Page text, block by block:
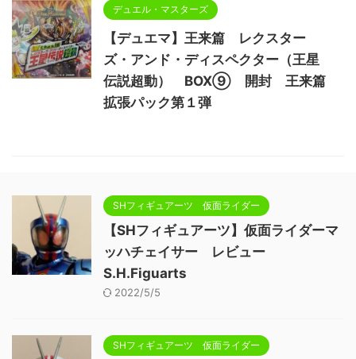
デュエル・マスターズ
【デュエマ】王来篇 レクスター
ズ・アンド・ディスペクター（王星
伝説超動） BOX⑨ 開封 王来篇
拡張パック第１弾
SHフィギュアーツ 仮面ライダー
【SHフィギュアーツ】仮面ライダーマ
ッハチェイサー レビュー
S.H.Figuarts
2022/5/5
SHフィギュアーツ 仮面ライダー